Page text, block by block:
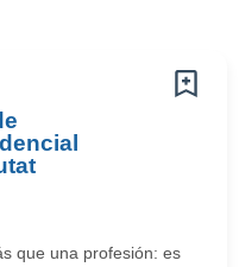
que una profesión: es